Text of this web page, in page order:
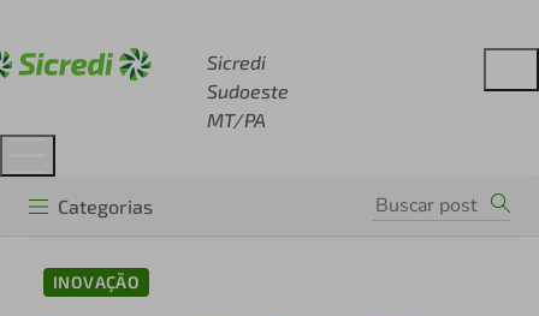
Sicredi
Sudoeste
MT/PA
Categorias
INOVAÇÃO